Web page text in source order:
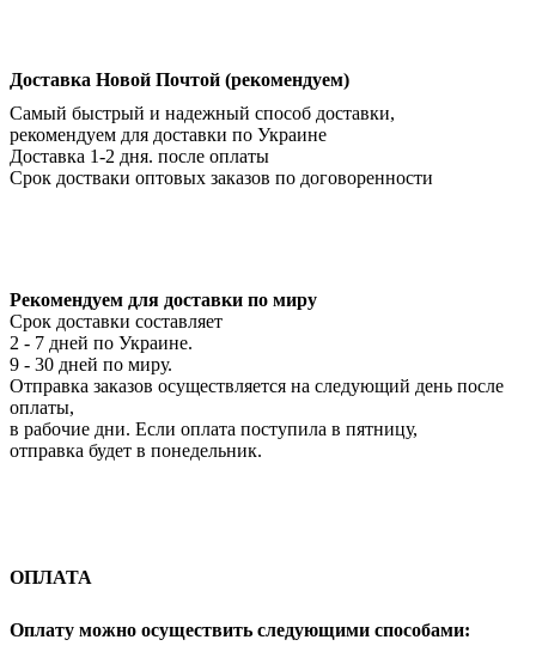
Доставка Новой Почтой (рекомендуем)
Самый быстрый и надежный способ доставки,
рекомендуем для доставки по Украине
Доставка 1-2 дня. после оплаты
Срок достваки оптовых заказов по договоренности
Рекомендуем для доставки по миру
Срок доставки составляет
2 - 7 дней по Украине.
9 - 30 дней по миру.
Отправка заказов осуществляется на следующий день после
оплаты,
в рабочие дни. Если оплата поступила в пятницу,
отправка будет в понедельник.
ОПЛАТА
Оплату можно осуществить следующими способами: